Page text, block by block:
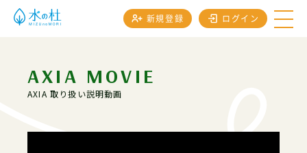
新規登録 ログイン
AXIA MOVIE
AXIA 取り扱い説明動画